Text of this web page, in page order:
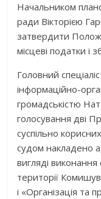
Начальником
ради Вікторією
затвердити
місцеві податки і
Головний
інформаційно-
громадськістю
голосування дві
суспільно
судом накладено
вигляді виконання
території
і «Організація та